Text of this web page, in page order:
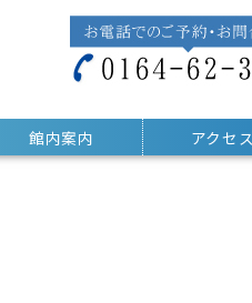
館内案内 アクセ